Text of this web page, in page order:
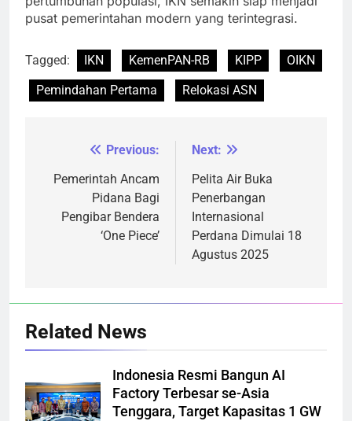
pusat pemerintahan modern yang terintegrasi.
Tagged: IKN KemenPAN-RB KIPP
OIKN
Pemindahan Pertama
Relokasi ASN
Navigasi
pos
Previous:
Pemerintah Ancam
Pidana Bagi
Pengibar Bendera
‘One Piece’
Next:
Pelita Air Buka
Penerbangan
Internasional
Perdana Dimulai 18
Agustus 2025
Related News
Indonesia Resmi Bangun AI
Factory Terbesar se-Asia
Tenggara, Target Kapasitas 1 GW